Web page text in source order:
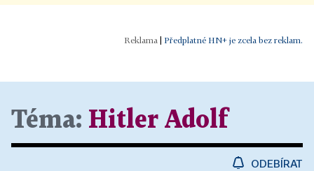
Předplatné HN+ je zcela bez reklam.
Téma: Hitler Adolf
ODEBÍRAT